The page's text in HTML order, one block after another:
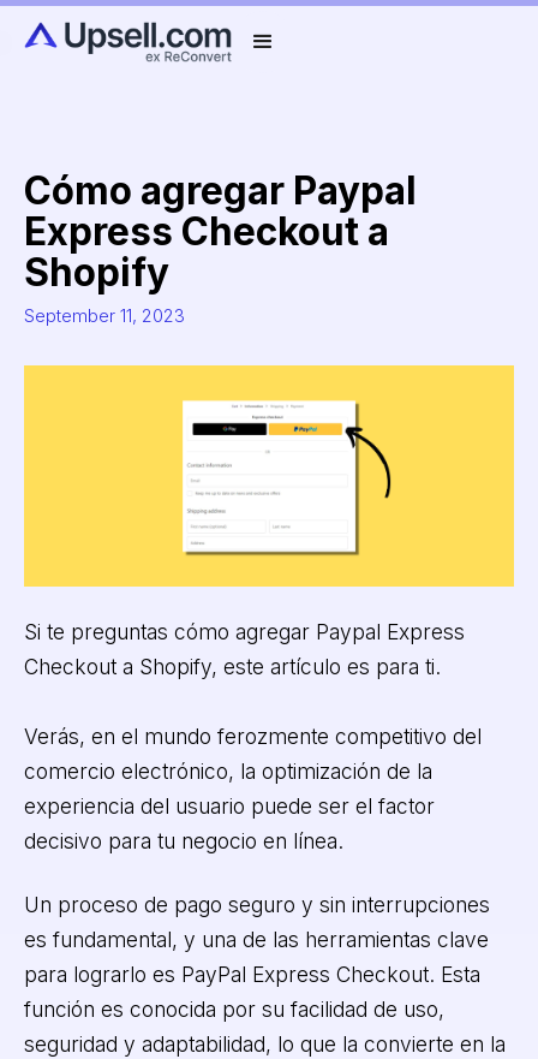
Cómo agregar Paypal
Express Checkout a
Shopify
September 11, 2023
Si te preguntas cómo agregar Paypal Express
Checkout a Shopify, este artículo es para ti.
Verás, en el mundo ferozmente competitivo del
comercio electrónico, la optimización de la
experiencia del usuario puede ser el factor
decisivo para tu negocio en línea.
Un proceso de pago seguro y sin interrupciones
es fundamental, y una de las herramientas clave
para lograrlo es PayPal Express Checkout. Esta
función es conocida por su facilidad de uso,
seguridad y adaptabilidad, lo que la convierte en la